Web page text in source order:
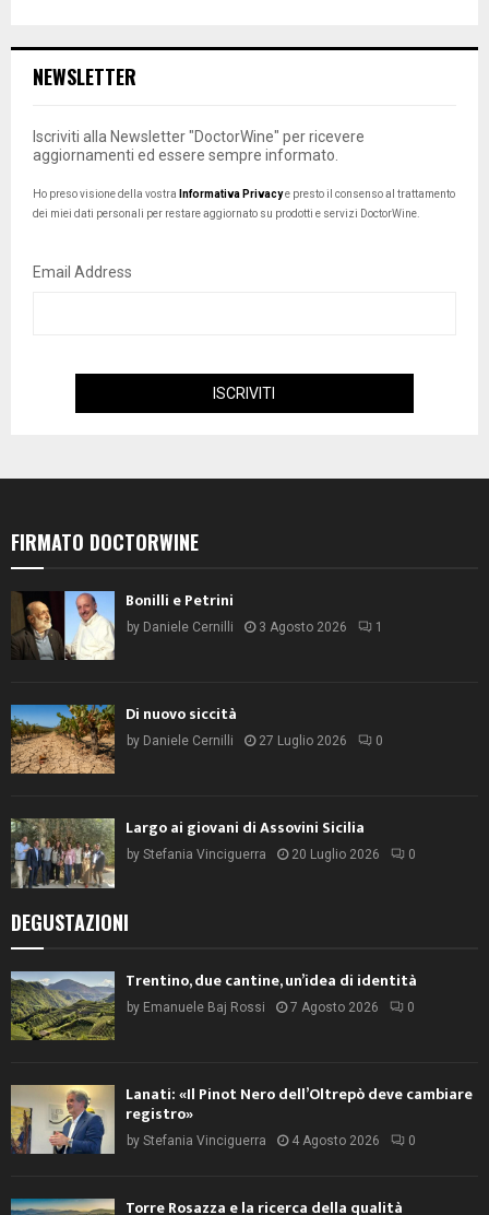
NEWSLETTER
Iscriviti alla Newsletter "DoctorWine" per ricevere
aggiornamenti ed essere sempre informato.
Ho preso visione della vostra Informativa Privacye presto il consenso al trattamento
dei miei dati personali per restare aggiornato su prodotti e servizi DoctorWine.
Email Address
FIRMATO DOCTORWINE
Bonilli e Petrini
by Daniele Cernilli 3 Agosto 2026 1
Di nuovo siccità
by Daniele Cernilli 27 Luglio 2026 0
Largo ai giovani di Assovini Sicilia
by Stefania Vinciguerra 20 Luglio 2026 0
DEGUSTAZIONI
Trentino, due cantine, un’idea di identità
by Emanuele Baj Rossi 7 Agosto 2026 0
Lanati: «Il Pinot Nero dell’Oltrepò deve cambiare
registro»
by Stefania Vinciguerra 4 Agosto 2026 0
Torre Rosazza e la ricerca della qualità